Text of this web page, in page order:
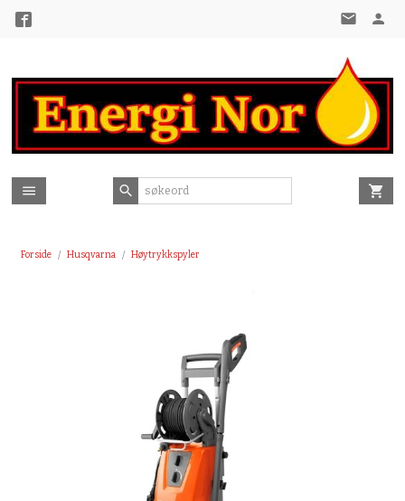
Forside Husqvarna Høytrykkspyler